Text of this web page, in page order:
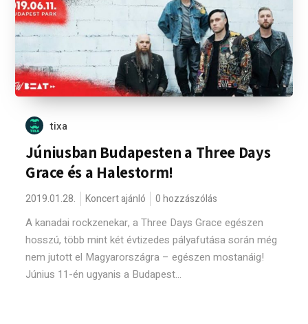
tixa
Júniusban Budapesten a Three Days
Grace és a Halestorm!
2019.01.28. Koncert ajánló 0 hozzászólás
A kanadai rockzenekar, a Three Days Grace egészen
hosszú, több mint két évtizedes pályafutása során még
nem jutott el Magyarországra – egészen mostanáig!
Június 11-én ugyanis a Budapest...